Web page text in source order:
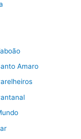
Amaro